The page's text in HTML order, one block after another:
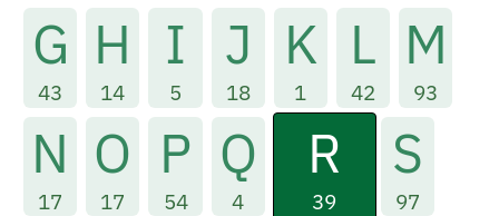
G
43
H
14
I
5
J
18
K
1
L
42
M
93
N
17
O
17
P
54
Q
4
R
39
S
97